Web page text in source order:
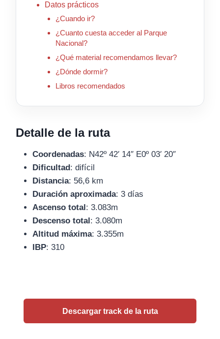
Datos prácticos
¿Cuando ir?
¿Cuanto cuesta acceder al Parque
Nacional?
¿Qué material recomendamos llevar?
¿Dónde dormir?
Libros recomendados
Detalle de la ruta
Coordenadas: N42º 42′ 14″ E0º 03′ 20″
Dificultad : difícil
Distancia: 56,6 km
Duración aproximada: 3 días
Ascenso total : 3.083m
Descenso total : 3.080m
Altitud máxima: 3.355m
IBP: 310
Descargar track de la ruta